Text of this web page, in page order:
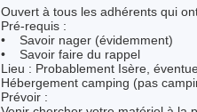
Ouvert à tous les adhérents qui
Pré-requis :
• Savoir nager (évidemment)
• Savoir faire du rappel
Lieu : Probablement Isère,
Hébergement camping (pas
Prévoir :